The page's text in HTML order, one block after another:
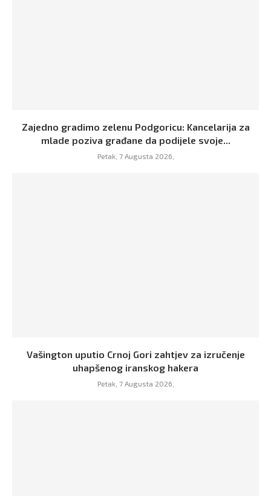
Zajedno gradimo zelenu Podgoricu: Kancelarija za
mlade poziva građane da podijele svoje...
Petak, 7 Augusta 2026,
Vašington uputio Crnoj Gori zahtjev za izručenje
uhapšenog iranskog hakera
Petak, 7 Augusta 2026,